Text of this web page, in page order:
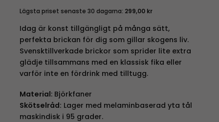
Lägsta priset senaste 30 dagarna: 299,00 kr
Idag är konst tillgängligt på många sätt,
perfekta brickan för dig som gillar skogens liv.
Svensktillverkade brickor som sprider lite extra
glädje tillsammans med en klassisk fika eller
varför inte en fördrink med tilltugg.
Material: Björkfaner
Skötselråd: Lager med melaminbaserad yta tål
maskindisk i 95 grader.